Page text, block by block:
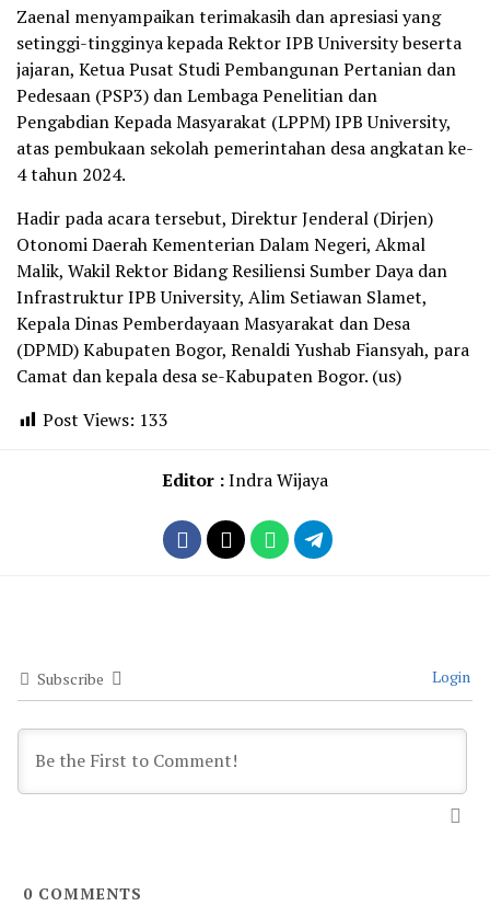
Zaenal menyampaikan terimakasih dan apresiasi yang
setinggi-tingginya kepada Rektor IPB University beserta
jajaran, Ketua Pusat Studi Pembangunan Pertanian dan
Pedesaan (PSP3) dan Lembaga Penelitian dan
Pengabdian Kepada Masyarakat (LPPM) IPB University,
atas pembukaan sekolah pemerintahan desa angkatan ke-
4 tahun 2024.
Hadir pada acara tersebut, Direktur Jenderal (Dirjen)
Otonomi Daerah Kementerian Dalam Negeri, Akmal
Malik, Wakil Rektor Bidang Resiliensi Sumber Daya dan
Infrastruktur IPB University, Alim Setiawan Slamet,
Kepala Dinas Pemberdayaan Masyarakat dan Desa
(DPMD) Kabupaten Bogor, Renaldi Yushab Fiansyah, para
Camat dan kepala desa se-Kabupaten Bogor. (us)
Post Views: 133
Editor :Indra Wijaya
Subscribe Login
0 COMMENTS